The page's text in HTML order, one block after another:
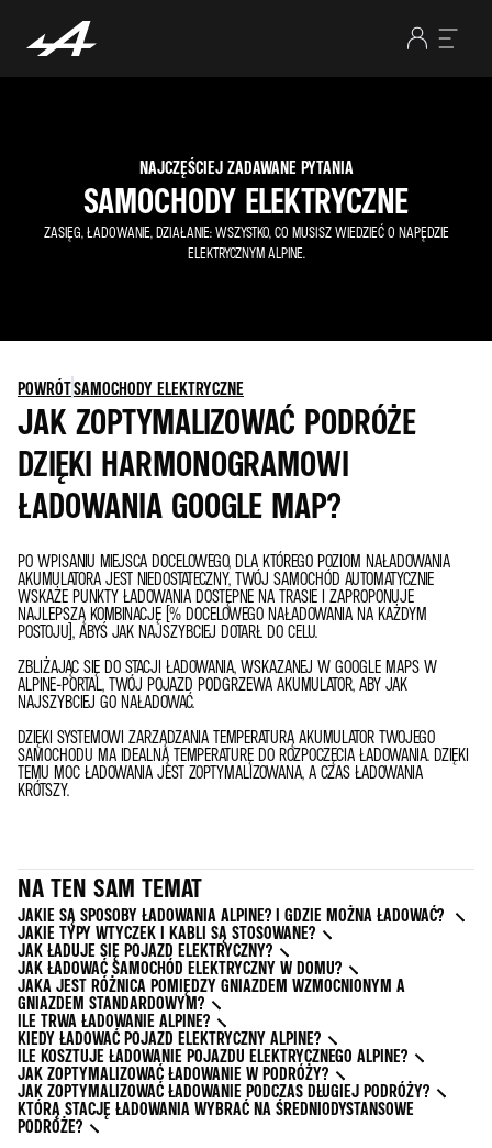
NAJCZĘŚCIEJ ZADAWANE PYTANIA
SAMOCHODY ELEKTRYCZNE
ZASIĘG, ŁADOWANIE, DZIAŁANIE: WSZYSTKO, CO MUSISZ WIEDZIEĆ O NAPĘDZIE
ELEKTRYCZNYM ALPINE.
POWRÓTSAMOCHODY ELEKTRYCZNE
JAK ZOPTYMALIZOWAĆ PODRÓŻE
DZIĘKI HARMONOGRAMOWI
ŁADOWANIA GOOGLE MAP?
PO WPISANIU MIEJSCA DOCELOWEGO, DLA KTÓREGO POZIOM NAŁADOWANIA
AKUMULATORA JEST NIEDOSTATECZNY, TWÓJ SAMOCHÓD AUTOMATYCZNIE
WSKAŻE PUNKTY ŁADOWANIA DOSTĘPNE NA TRASIE I ZAPROPONUJE
NAJLEPSZĄ KOMBINACJĘ (% DOCELOWEGO NAŁADOWANIA NA KAŻDYM
POSTOJU), ABYŚ JAK NAJSZYBCIEJ DOTARŁ DO CELU.
ZBLIŻAJĄC SIĘ DO STACJI ŁADOWANIA, WSKAZANEJ W GOOGLE MAPS W
ALPINE-PORTAL, TWÓJ POJAZD PODGRZEWA AKUMULATOR, ABY JAK
NAJSZYBCIEJ GO NAŁADOWAĆ.
DZIĘKI SYSTEMOWI ZARZĄDZANIA TEMPERATURĄ AKUMULATOR TWOJEGO
SAMOCHODU MA IDEALNĄ TEMPERATURĘ DO ROZPOCZĘCIA ŁADOWANIA. DZIĘKI
TEMU MOC ŁADOWANIA JEST ZOPTYMALIZOWANA, A CZAS ŁADOWANIA
KRÓTSZY.
NA TEN SAM TEMAT
JAKIE SĄ SPOSOBY ŁADOWANIA ALPINE? I GDZIE MOŻNA ŁADOWAĆ?
JAKIE TYPY WTYCZEK I KABLI SĄ STOSOWANE?
JAK ŁADUJE SIĘ POJAZD ELEKTRYCZNY?
JAK ŁADOWAĆ SAMOCHÓD ELEKTRYCZNY W DOMU?
JAKA JEST RÓŻNICA POMIĘDZY GNIAZDEM WZMOCNIONYM A
GNIAZDEM STANDARDOWYM?
ILE TRWA ŁADOWANIE ALPINE?
KIEDY ŁADOWAĆ POJAZD ELEKTRYCZNY ALPINE?
ILE KOSZTUJE ŁADOWANIE POJAZDU ELEKTRYCZNEGO ALPINE?
JAK ZOPTYMALIZOWAĆ ŁADOWANIE W PODRÓŻY?
JAK ZOPTYMALIZOWAĆ ŁADOWANIE PODCZAS DŁUGIEJ PODRÓŻY?
KTÓRĄ STACJĘ ŁADOWANIA WYBRAĆ NA ŚREDNIODYSTANSOWE
PODRÓŻE?